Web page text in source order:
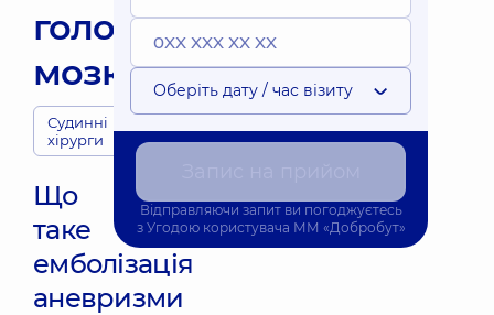
головного
мозку
Судинні
хірурги
Що
таке
емболізація
аневризми
Оберіть дату / час візиту
Відправляючи запит ви погоджуєтесь
з Угодою користувача ММ «Добробут»